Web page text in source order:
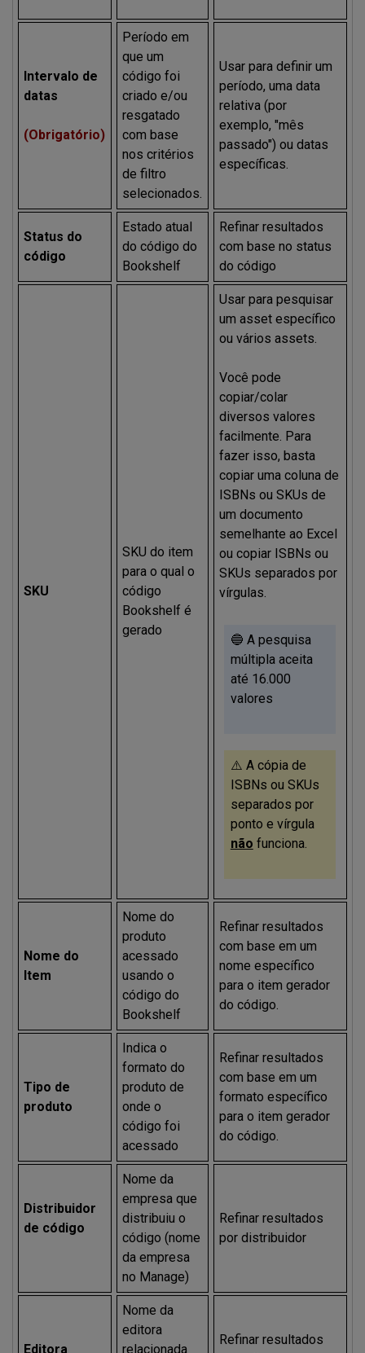
Intervalo de
datas
(Obrigatório)
Período em
que um
código foi
criado e/ou
resgatado
com base
nos critérios
de filtro
selecionados.
Usar para definir um
período, uma data
relativa (por
exemplo, "mês
passado") ou datas
específicas.
Status do
código
Estado atual
do código do
Bookshelf
Refinar resultados
com base no status
do código
SKU
SKU do item
para o qual o
código
Bookshelf é
gerado
Usar para pesquisar
um asset específico
ou vários assets.
Você pode
copiar/colar
diversos valores
facilmente. Para
fazer isso, basta
copiar uma coluna de
ISBNs ou SKUs de
um documento
semelhante ao Excel
ou copiar ISBNs ou
SKUs separados por
vírgulas.
🔵 A pesquisa
múltipla aceita
até 16.000
valores
⚠️ A cópia de
ISBNs ou SKUs
separados por
ponto e vírgula
não funciona.
Nome do
Item
Nome do
produto
acessado
usando o
código do
Bookshelf
Refinar resultados
com base em um
nome específico
para o item gerador
do código.
Tipo de
produto
Indica o
formato do
produto de
onde o
código foi
acessado
Refinar resultados
com base em um
formato específico
para o item gerador
do código.
Distribuidor
de código
Nome da
empresa que
distribuiu o
código (nome
da empresa
no Manage)
Refinar resultados
por distribuidor
Editora
Nome da
editora
relacionada
Refinar resultados